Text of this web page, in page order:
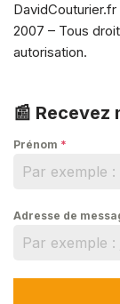
2007 – Tous
autorisation.
📰 Recevez
Prénom *
Adresse de